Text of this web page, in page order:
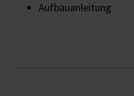
Aufbauanleitung